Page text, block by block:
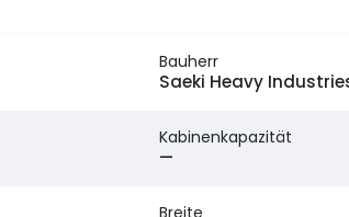
Bauherr
Saeki Heavy
Kabinenkapazität
—
Breite